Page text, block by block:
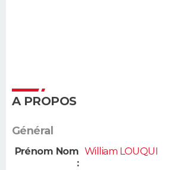
A PROPOS
Général
Prénom Nom
:
William LOUQUI